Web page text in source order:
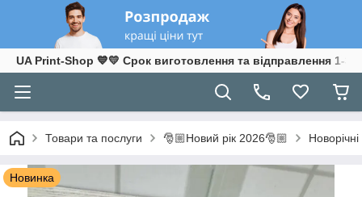
UA Print-Shop ​💙💛 Срок виготовлення та відправлення 1-3
Товари та послуги 🎅🏼Новий рік 2026🎅🏼
Новинка